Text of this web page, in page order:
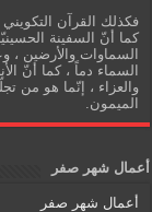
فكذلك القرآن
كما أنّ السفينة
السماوات والأرضين ،
السماء دماً ، كما أنّ
والعزاء ، إنّما هو من
الميمون.
أعمال شهر صفر
أعمال شهر صفر